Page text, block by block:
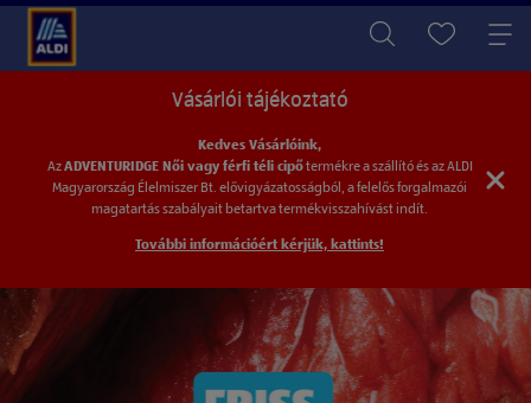
Vásárlói tájékoztató
Kedves Vásárlóink,
AzADVENTURIDGE Női vagy férfi téli cipőtermékre a szállító és az ALDI
Magyarország Élelmiszer Bt. elővigyázatosságból, a felelős forgalmazói
magatartás szabályait betartvatermékvisszahívást indít.
További információért kérjük, kattints!